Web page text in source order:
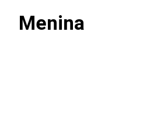
Menina